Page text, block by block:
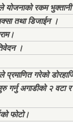
योजनाको रकम
तथा डिजाईन ।
।
प्रमाणित गरेको
गर्नु अगाडीको २ वटा
फोटो।